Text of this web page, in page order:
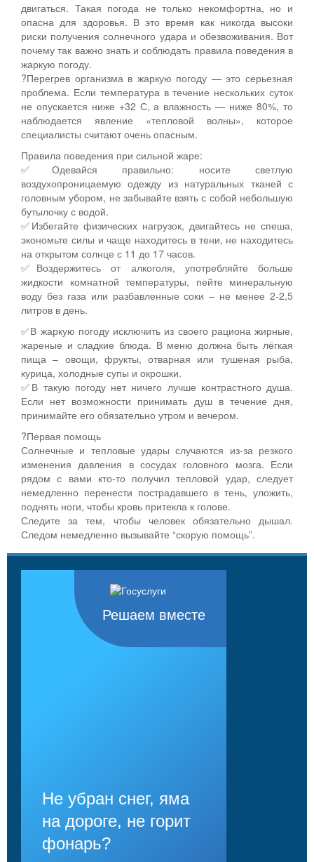
двигаться. Такая погода не только некомфортна, но и
опасна для здоровья. В это время как никогда высоки
риски получения солнечного удара и обезвоживания. Вот
почему так важно знать и соблюдать правила поведения в
жаркую погоду.
?Перегрев организма в жаркую погоду — это серьезная
проблема. Если температура в течение нескольких суток
не опускается ниже +32 С, а влажность — ниже 80%, то
наблюдается явление «тепловой волны», которое
специалисты считают очень опасным.
Правила поведения при сильной жаре:
✅Одевайся правильно: носите светлую
воздухопроницаемую одежду из натуральных тканей с
головным убором, не забывайте взять с собой небольшую
бутылочку с водой.
✅Избегайте физических нагрузок, двигайтесь не спеша,
экономьте силы и чаще находитесь в тени, не находитесь
на открытом солнце с 11 до 17 часов.
✅Воздержитесь от алкоголя, употребляйте больше
жидкости комнатной температуры, пейте минеральную
воду без газа или разбавленные соки – не менее 2-2,5
литров в день.
✅В жаркую погоду исключить из своего рациона жирные,
жареные и сладкие блюда. В меню должна быть лёгкая
пища – овощи, фрукты, отварная или тушеная рыба,
курица, холодные супы и окрошки.
✅В такую погоду нет ничего лучше контрастного душа.
Если нет возможности принимать душ в течение дня,
принимайте его обязательно утром и вечером.
?Первая помощь
Солнечные и тепловые удары случаются из-за резкого
изменения давления в сосудах головного мозга. Если
рядом с вами кто-то получил тепловой удар, следует
немедленно перенести пострадавшего в тень, уложить,
поднять ноги, чтобы кровь притекла к голове.
Следите за тем, чтобы человек обязательно дышал.
Следом немедленно вызывайте “скорую помощь”.
Решаем вместе
Не убран снег, яма
на дороге, не горит
фонарь?